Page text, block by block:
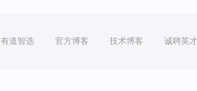
有道智选 官方博客 技术博客 诚聘英才